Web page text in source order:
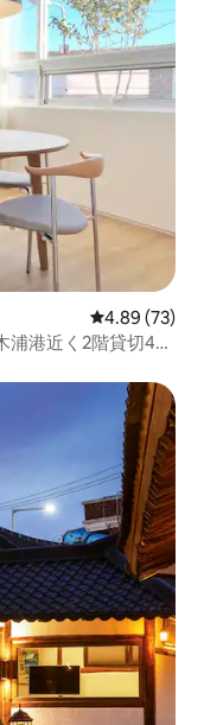
レビュー73
4.89 (73)
浦港近く2階貸切4人